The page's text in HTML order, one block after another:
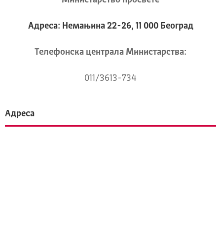
Адреса: Немањина 22-26, 11 000 Београд
Телeфонска централа Mинистарства:
011/3613-734
Адреса